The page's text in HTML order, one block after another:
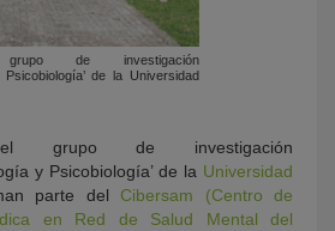
de investigación
de la Universidad
grupo de investigación
y Psicobiología’ de la Universidad
parte del Cibersam (Centro de
en Red de Salud Mental del